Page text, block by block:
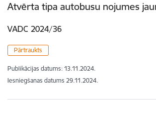
Atvērta tipa autobusu nojumes
VADC 2024/36
Pārtraukts
Publikācijas datums: 13.11.2024.
Iesniegšanas datums 29.11.2024.